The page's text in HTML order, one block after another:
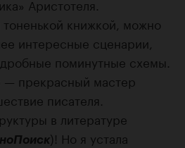
Аристотеля.
книжкой, можно
интересные сценарии,
поминутные схемы.
прекрасный мастер
писателя.
в литературе
)! Но я устала